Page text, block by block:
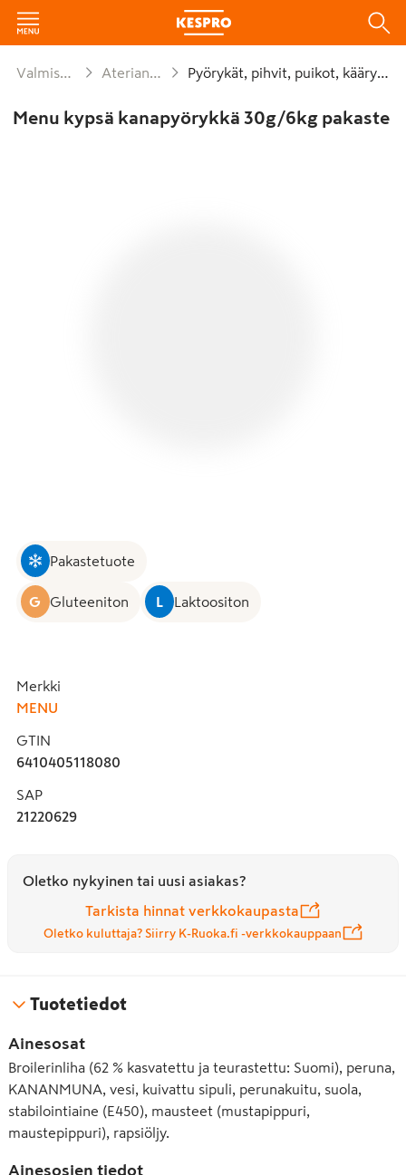
Valmisruoat Aterian osat Pyörykät, pihvit, puikot, kääryleet
Menu kypsä kanapyörykkä 30g/6kg pakaste
Pakastetuote
G Gluteeniton L Laktoositon
Merkki
MENU
GTIN
6410405118080
SAP
21220629
Oletko nykyinen tai uusi asiakas?
Tarkista hinnat verkkokaupasta
Oletko kuluttaja? Siirry K-Ruoka.fi -verkkokauppaan
Tuotetiedot
Ainesosat
Broilerinliha (62 % kasvatettu ja teurastettu: Suomi), peruna,
KANANMUNA, vesi, kuivattu sipuli, perunakuitu, suola,
stabilointiaine (E450), mausteet (mustapippuri,
maustepippuri), rapsiöljy.
Ainesosien tiedot